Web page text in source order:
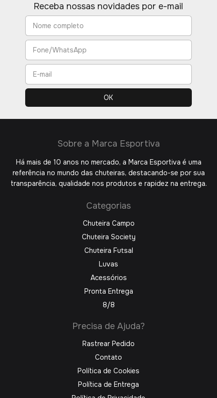
Receba nossas novidades por e-mail
Sobre a Marca Esportiva
Há mais de 10 anos no mercado, a Marca Esportiva é uma
referência no mundo das chuteiras, destacando-se por sua
transparência, qualidade nos produtos e rapidez na entrega.
Categorias
Chuteira Campo
Chuteira Society
Chuteira Futsal
Luvas
Acessórios
Pronta Entrega
8/8
Precisa de Ajuda?
Rastrear Pedido
Contato
Política de Cookies
Política de Entrega